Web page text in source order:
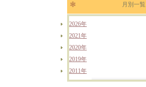
月別一覧
2026年
2021年
2020年
2019年
2011年